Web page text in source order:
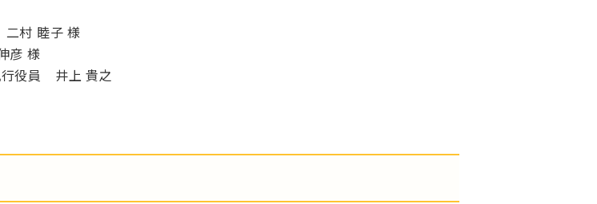
村 睦子 様
彦 様
行役員 井上 貴之